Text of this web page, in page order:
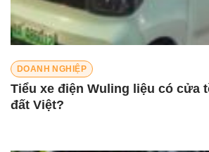
DOANH NGHIỆP
Tiểu xe điện Wuling liệu có cửa
đất Việt?